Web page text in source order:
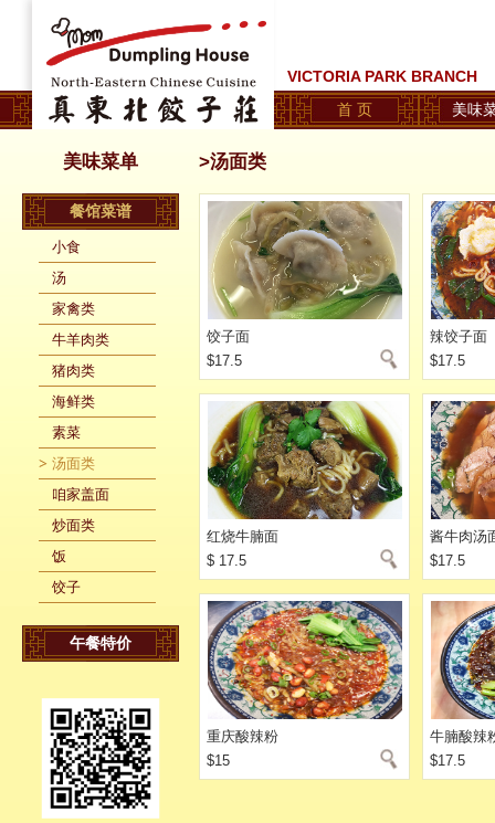
VICTORIA PARK BRANCH
首 页
美味
美味菜单
餐馆菜谱
小食
汤
家禽类
牛羊肉类
猪肉类
海鲜类
素菜
汤面类
咱家盖面
炒面类
饭
饺子
午餐特价
>汤面类
饺子面
$17.5
辣饺子面
$17.5
红烧牛腩面
$ 17.5
酱牛肉汤
$17.5
重庆酸辣粉
$15
牛腩酸辣
$17.5